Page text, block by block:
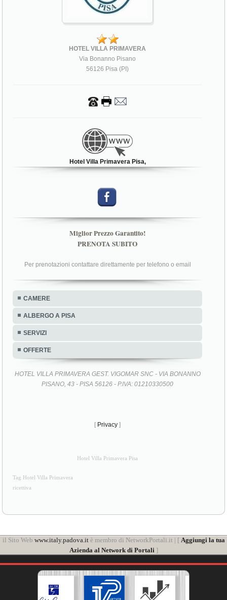
HOTEL VILLA PRIMAVERA
Via Bonanno Pisano
56126 Pisa (PI)
Hotel Villa Primavera Pisa,
Miglior Prezzo Garantito!
PRENOTA SUBITO
Per prenotazioni contattare direttamente per telefono o email
CAMERE
ALBERGO A PISA
SERVIZI
OFFERTE
HOTEL VILLA PRIMAVERA GEST. VIGOMAR SNC - VIA BONANNO
PISANO, 43 - PISA 56126 - P.IVA: 01210330500
[ Privacy ]
Hotel Villa Primavera Pisa
Tag Hotel Villa Primavera
ricettiva
il Sito Web www.italy.padova.itè membro di NetworkPortali.it | [ Aggiungi la tua
Azienda al Network di Portali]